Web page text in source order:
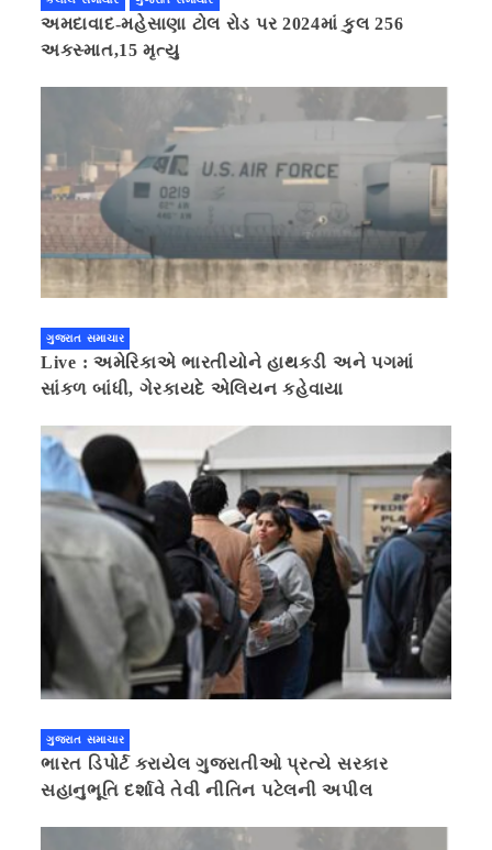
અમદાવાદ-મહેસાણા ટોલ રોડ પર 2024માં કુલ 256
અકસ્માત,15 મૃત્યુ
ગુજરાત સમાચાર
Live : અમેરિકાએ ભારતીયોને હાથકડી અને પગમાં
સાંકળ બાંધી, ગેરકાયદે એલિયન કહેવાયા
ગુજરાત સમાચાર
ભારત ડિપોર્ટ કરાયેલ ગુજરાતીઓ પ્રત્યે સરકાર
સહાનુભૂતિ દર્શાવે તેવી નીતિન પટેલની અપીલ